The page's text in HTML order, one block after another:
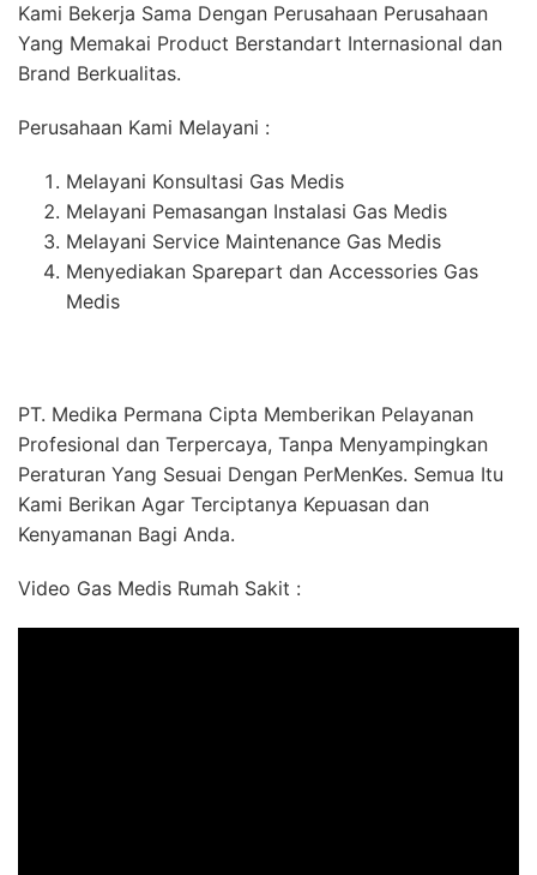
Kami Bekerja Sama Dengan Perusahaan Perusahaan
Yang Memakai Product Berstandart Internasional dan
Brand Berkualitas.
Perusahaan Kami Melayani :
Melayani Konsultasi Gas Medis
Melayani Pemasangan Instalasi Gas Medis
Melayani Service Maintenance Gas Medis
Menyediakan Sparepart dan Accessories Gas
Medis
PT. Medika Permana Cipta Memberikan Pelayanan
Profesional dan Terpercaya, Tanpa Menyampingkan
Peraturan Yang Sesuai Dengan PerMenKes. Semua Itu
Kami Berikan Agar Terciptanya Kepuasan dan
Kenyamanan Bagi Anda.
Video Gas Medis Rumah Sakit :